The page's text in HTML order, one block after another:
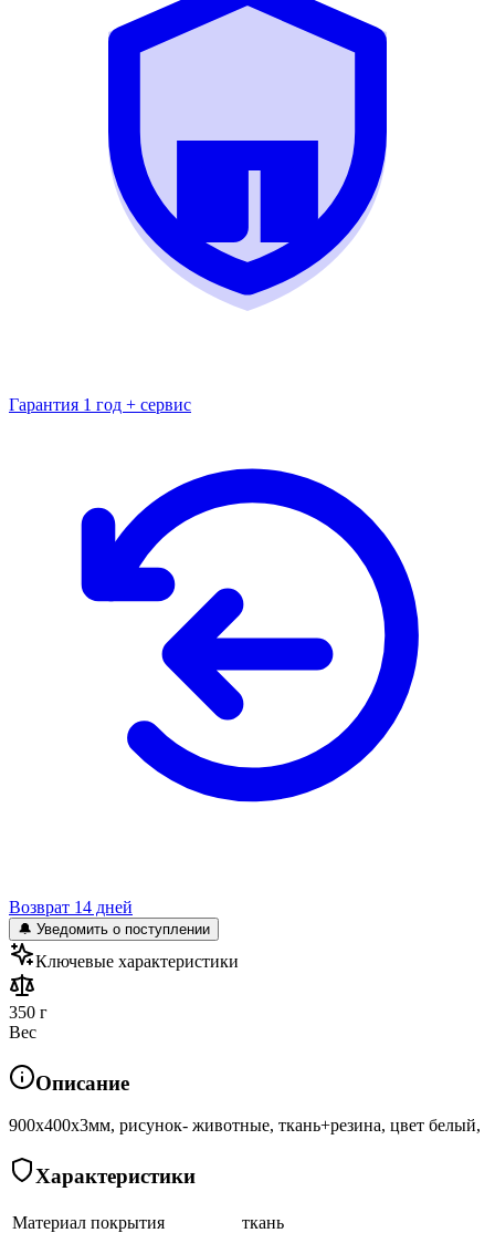
Гарантия 1 год + сервис
Возврат 14 дней
🔔 Уведомить о поступлении
Ключевые характеристики
350 г
Вес
Описание
900х400х3мм, рисунок- животные, ткань+резина, цвет белый,
Характеристики
Материал покрытия
ткань